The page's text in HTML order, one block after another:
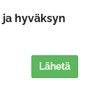
ja hyväksyn
Lähetä